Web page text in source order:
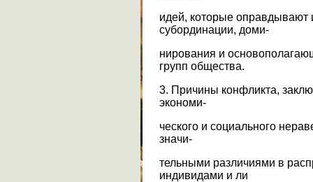
идей, которые оправдывают
субординации, доми-
нирования и
групп общества.
3. Причины конфликта,
экономи-
ческого и социального
значи-
тельными различиями в
индивидами и ли